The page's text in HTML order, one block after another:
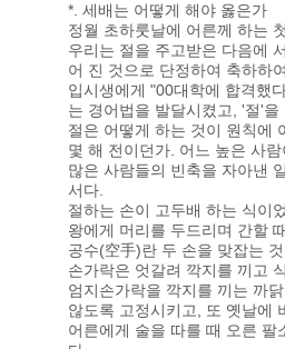
*. 세배는 어떻게 해야 옳은가
정월 초하룻날에 어른께 하는
우리는 절을 주고받은 다음에
어 진 것으로 단정하여 축하하
입시생에게 "00대학에 합격했
는 경어법을 발달시켰고, '절'
절은 어떻게 하는 것이 원칙에
몇 해 전이던가. 어느 높은 사
많은 사람들의 빈축을 자아낸
서다.
절하는 손이 고두배 하는 식이
왕에게 머리를 두드리며 간할
공수(空手)란 두 손을 맞잡는
손가락은 엇갈려 깍지를 끼고
엄지손가락을 깍지를 끼는 까
않도록 고정시키고, 또 옛날에
어른에게 술을 따를 때 오른